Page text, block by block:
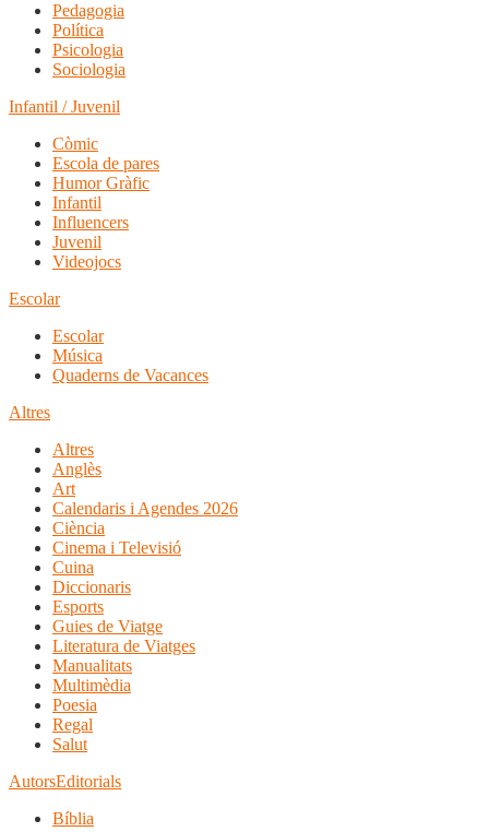
Pedagogia
Política
Psicologia
Sociologia
Infantil / Juvenil
Còmic
Escola de pares
Humor Gràfic
Infantil
Influencers
Juvenil
Videojocs
Escolar
Escolar
Música
Quaderns de Vacances
Altres
Altres
Anglès
Art
Calendaris i Agendes 2026
Ciència
Cinema i Televisió
Cuina
Diccionaris
Esports
Guies de Viatge
Literatura de Viatges
Manualitats
Multimèdia
Poesia
Regal
Salut
AutorsEditorials
Bíblia